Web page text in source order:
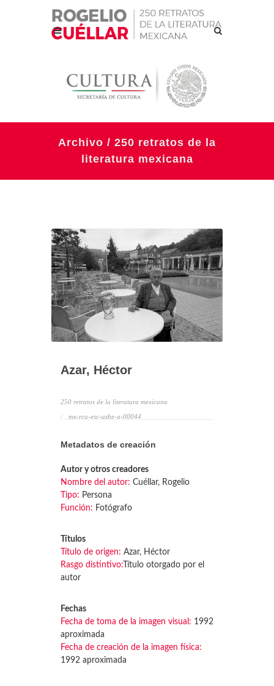
Archivo / 250 retratos de la
literatura mexicana
Azar, Héctor
250 retratos de la literatura mexicana
mx-rcu-esc-azhe-a-00044
Metadatos de creación
Autor y otros creadores
Nombre del autor: Cuéllar, Rogelio
Tipo: Persona
Función: Fotógrafo
Títulos
Título de origen: Azar, Héctor
Rasgo distintivo: Título otorgado por el
autor
Fechas
Fecha de toma de la imagen visual: 1992
aproximada
Fecha de creación de la imagen física:
1992 aproximada